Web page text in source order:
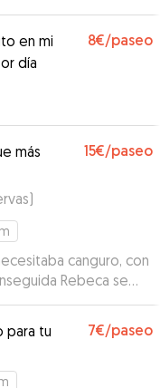
en mi
día
8€/paseo
más
15€/paseo
)
canguro, con
Rebeca se
y encantadores
con nuestra
en casa. Se
estar tranquilos.
seguro :)
para tu
7€/paseo